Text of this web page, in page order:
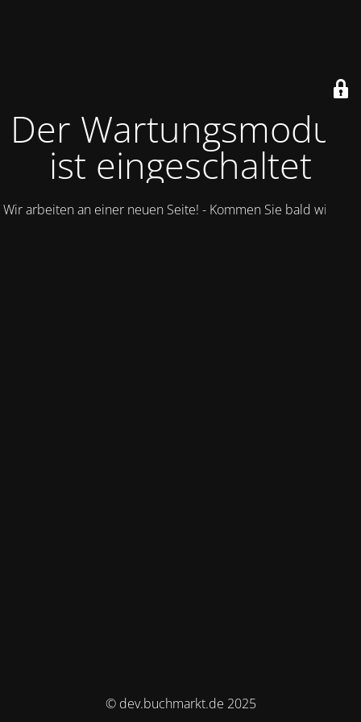
Der Wartungsmodus
ist eingeschaltet
Wir arbeiten an einer neuen Seite! - Kommen Sie bald wieder.
© dev.buchmarkt.de 2025